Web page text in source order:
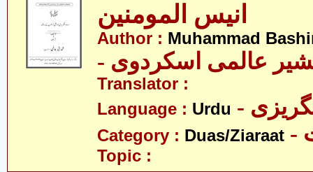
انیس المومنین
Author : Muhammad
Translator :
Language : Urdu
Category : Duas/Ziaraat
Topic :